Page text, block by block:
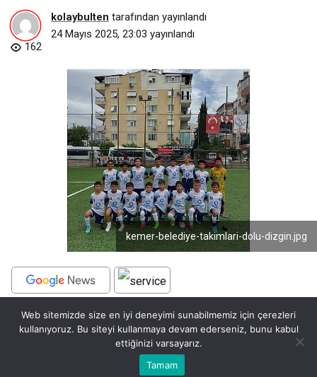
kolaybulten tarafından yayınlandı
24 Mayıs 2025, 23:03 yayınlandı
162
kemer-belediye-takimlari-dolu-dizgin.jpg
BEĞEN PAYLAŞ
Kemer Belediye Başkanı Necati Topaloğlu
öncülüğünde kurulan altyapı futbol takımlarından
Bu web sitesinde en iyi deneyimi yaşamanızı sağlamak için
Eczaneler
Web sitemizde size en iyi deneyimi sunabilmemiz için çerezleri
kullanıyoruz. Bu siteyi kullanmaya devam ederseniz, bunu kabul
ettiğinizi varsayarız.
Tamam